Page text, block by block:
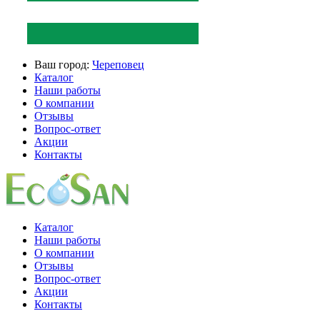
Ваш город: Череповец
Каталог
Наши работы
О компании
Отзывы
Вопрос-ответ
Акции
Контакты
Каталог
Наши работы
О компании
Отзывы
Вопрос-ответ
Акции
Контакты